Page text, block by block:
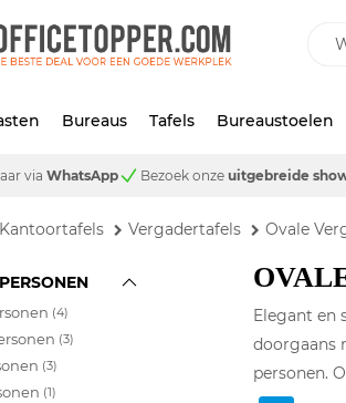
Bureaus Tafels Bureaustoelen
via WhatsApp Bezoek onze uitgebreide
Kantoortafels Vergadertafels Ovale
(4)
(3)
(3)
(1)
Elegant en
doorgaans
personen.